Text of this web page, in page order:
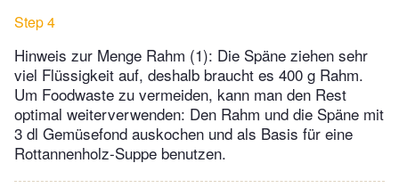
Step 4
Hinweis zur Menge Rahm (1): Die Späne ziehen sehr
viel Flüssigkeit auf, deshalb braucht es 400 g Rahm.
Um Foodwaste zu vermeiden, kann man den Rest
optimal weiterverwenden: Den Rahm und die Späne mit
3 dl Gemüsefond auskochen und als Basis für eine
Rottannenholz-Suppe benutzen.